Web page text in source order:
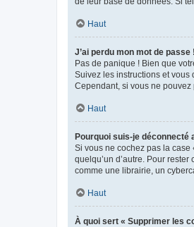
Haut
J’ai perdu mon mot de passe !
Pas de panique ! Bien que
Suivez les instructions et
Cependant, si vous ne
Haut
Pourquoi suis-je déconnecté
Si vous ne cochez pas la
quelqu’un d’autre. Pour
comme une librairie, un
Haut
À quoi sert « Supprimer les